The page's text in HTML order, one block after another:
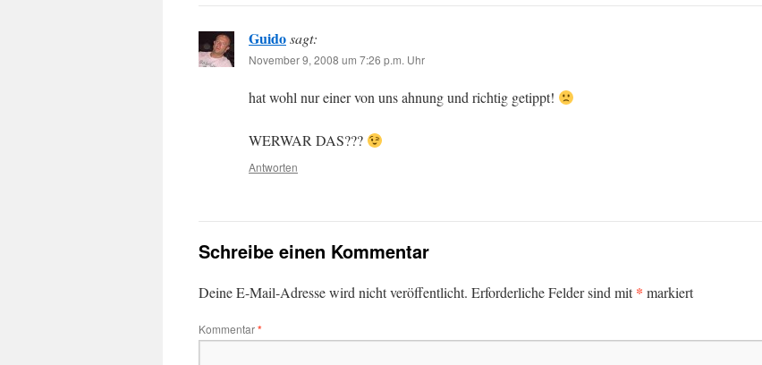
Guidosagt:
November 9, 2008 um 7:26 p.m. Uhr
hat wohl nur einer von uns ahnung und richtig getippt!
WERWAR DAS???
Antworten
Schreibe einen Kommentar
Deine E-Mail-Adresse wird nicht veröffentlicht. Erforderliche Felder sind mit* markiert
Kommentar*